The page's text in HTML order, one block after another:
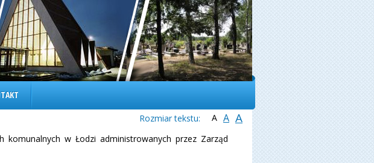
A A A
w Łodzi administrowanych przez Zarząd